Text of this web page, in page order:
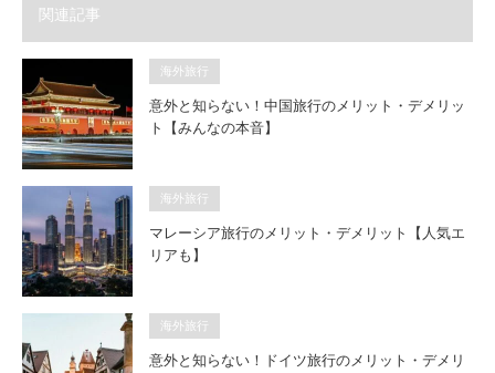
関連記事
海外旅行
意外と知らない！中国旅行のメリット・デメリッ
ト【みんなの本音】
海外旅行
マレーシア旅行のメリット・デメリット【人気エ
リアも】
海外旅行
意外と知らない！ドイツ旅行のメリット・デメリ